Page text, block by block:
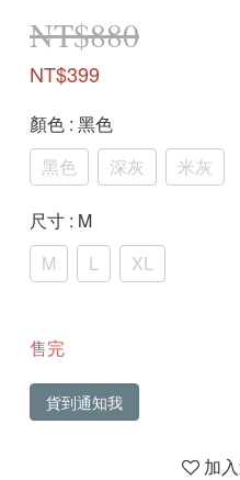
NT$880
NT$399
顏色 : 黑色
黑色
深灰 米灰
尺寸 : M
M
L XL
售完
貨到通知我
加